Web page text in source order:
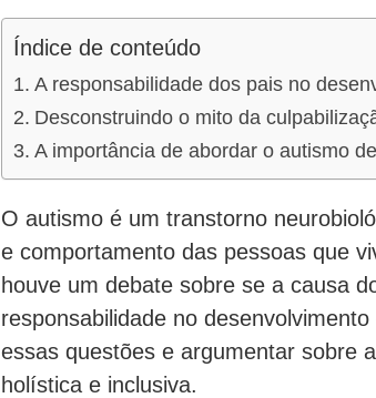
Índice de conteúdo
A responsabilidade dos pais no
Desconstruindo o mito da
A importância de abordar o autismo
O autismo é um transtorno
e comportamento das pessoas que
houve um debate sobre se a causa
responsabilidade no
essas questões e argumentar sobre
holística e inclusiva.